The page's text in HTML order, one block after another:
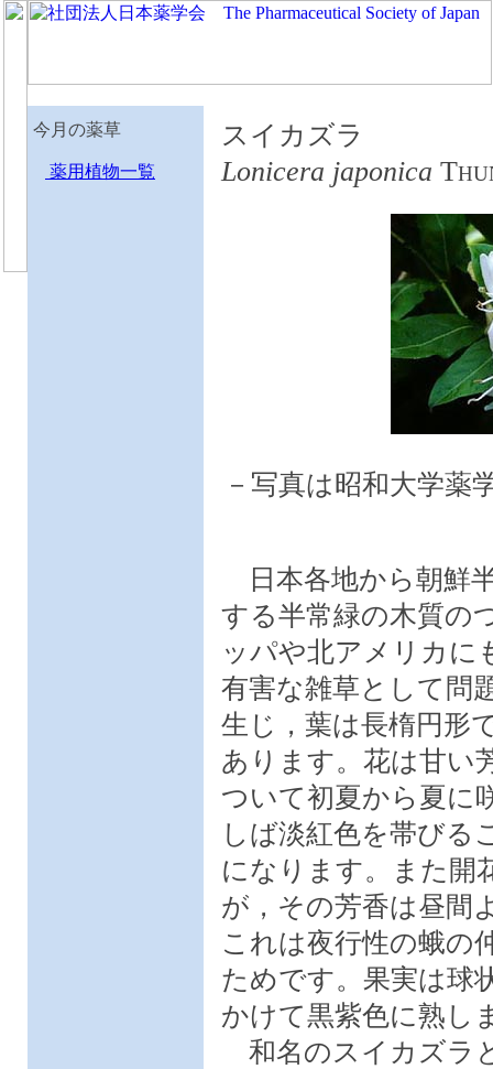
今月の薬草
薬用植物一覧
スイカズラ
Lonicera japonica T
－写真は昭和大学薬
日本各地から朝鮮
する半常緑の木質の
ッパや北アメリカに
有害な雑草として問
生じ，葉は長楕円形
あります。花は甘い
ついて初夏から夏に
しば淡紅色を帯びる
になります。また開
が，その芳香は昼間
これは夜行性の蛾の
ためです。果実は球
かけて黒紫色に熟し
和名のスイカズラ